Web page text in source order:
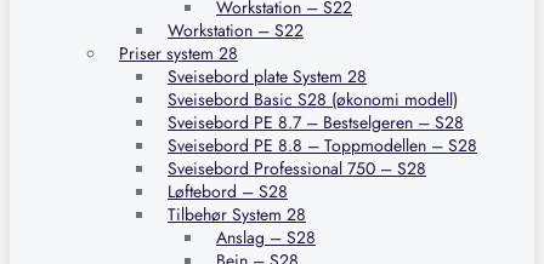
Workstation – S22
Workstation – S22
Priser system 28
Sveisebord plate System 28
Sveisebord Basic S28 (økonomi modell)
Sveisebord PE 8.7 – Bestselgeren – S28
Sveisebord PE 8.8 – Toppmodellen – S28
Sveisebord Professional 750 – S28
Løftebord – S28
Tilbehør System 28
Anslag – S28